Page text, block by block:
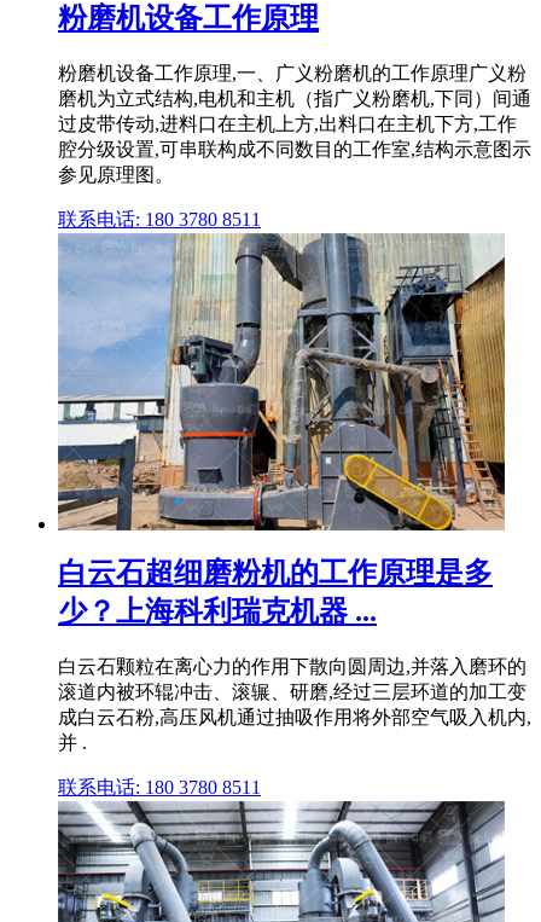
粉磨机设备工作原理
粉磨机设备工作原理,一、广义粉磨机的工作原理广义粉
磨机为立式结构,电机和主机（指广义粉磨机,下同）间通
过皮带传动,进料口在主机上方,出料口在主机下方,工作
腔分级设置,可串联构成不同数目的工作室,结构示意图示
参见原理图。
联系电话: 180 3780 8511
白云石超细磨粉机的工作原理是多
少？上海科利瑞克机器 ...
白云石颗粒在离心力的作用下散向圆周边,并落入磨环的
滚道内被环辊冲击、滚辗、研磨,经过三层环道的加工变
成白云石粉,高压风机通过抽吸作用将外部空气吸入机内,
并 .
联系电话: 180 3780 8511